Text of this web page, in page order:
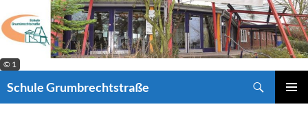
Inhalt
springen
© 1
Schule Grumbrechtstraße